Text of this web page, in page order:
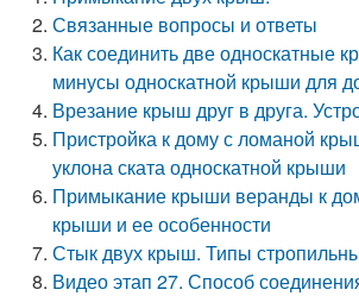
Связанные вопросы и ответы
Как соединить две односкатные
минусы односкатной крыши для
Врезание крыш друг в друга.
Пристройка к дому с ломаной
уклона ската односкатной крыши
Примыкание крыши веранды к
крыши и ее особенности
Стык двух крыш. Типы
Видео этап 27. Способ